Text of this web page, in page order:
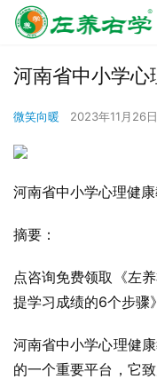
河南省中小学心
微笑向暖 2023年11月26
河南省中小学心理健
摘要：
点咨询免费领取《左
提学习成绩的6个步骤
河南省中小学心理健
的一个重要平台，它